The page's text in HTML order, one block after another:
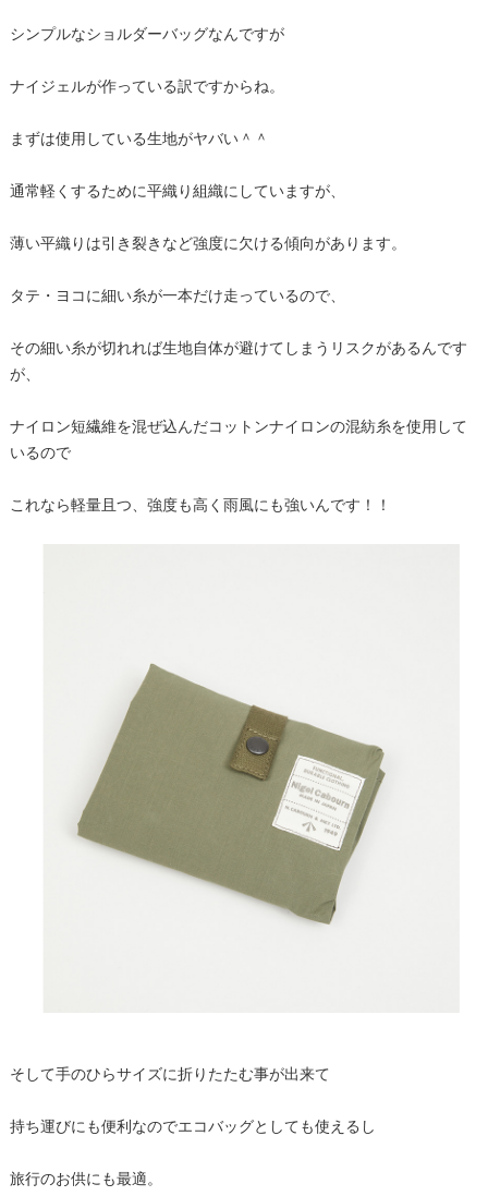
シンプルなショルダーバッグなんですが
ナイジェルが作っている訳ですからね。
まずは使用している生地がヤバい＾＾
通常軽くするために平織り組織にしていますが、
薄い平織りは引き裂きなど強度に欠ける傾向があります。
タテ・ヨコに細い糸が一本だけ走っているので、
その細い糸が切れれば生地自体が避けてしまうリスクがあるんです
が、
ナイロン短繊維を混ぜ込んだコットンナイロンの混紡糸を使用して
いるので
これなら軽量且つ、強度も高く雨風にも強いんです！！
そして手のひらサイズに折りたたむ事が出来て
持ち運びにも便利なのでエコバッグとしても使えるし
旅行のお供にも最適。